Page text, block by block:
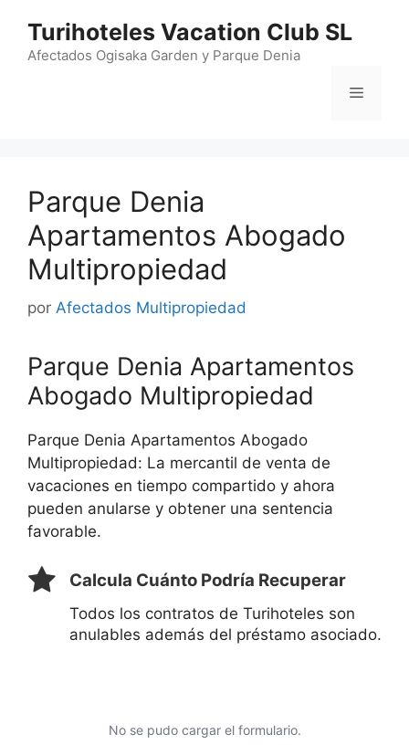
contenido
Turihoteles Vacation Club SL
Afectados Ogisaka Garden y Parque Denia
Menú
Parque Denia
Apartamentos Abogado
Multipropiedad
por Afectados Multipropiedad
Parque Denia Apartamentos
Abogado Multipropiedad
Parque Denia Apartamentos Abogado
Multipropiedad: La mercantil de venta de
vacaciones en tiempo compartido y ahora
pueden anularse y obtener una sentencia
favorable.
Calcula Cuánto Podría Recuperar
Todos los contratos de Turihoteles son
anulables además del préstamo asociado.
No se pudo cargar el formulario.